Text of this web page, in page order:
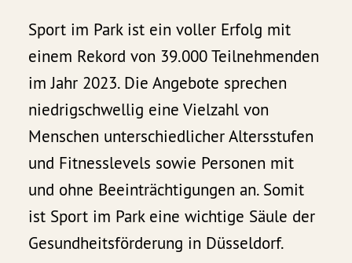
Sport im Park ist ein voller Erfolg mit
einem Rekord von 39.000 Teilnehmenden
im Jahr 2023. Die Angebote sprechen
niedrigschwellig eine Vielzahl von
Menschen unterschiedlicher Altersstufen
und Fitnesslevels sowie Personen mit
und ohne Beeinträchtigungen an. Somit
ist Sport im Park eine wichtige Säule der
Gesundheitsförderung in Düsseldorf.